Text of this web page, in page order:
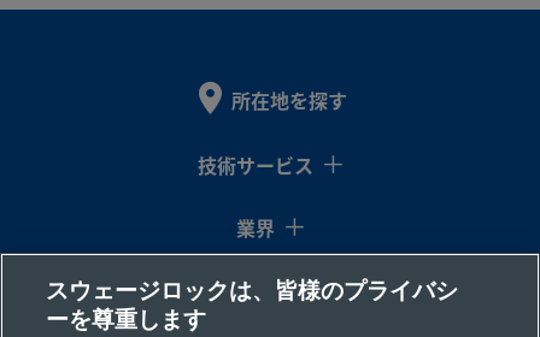
所在地を探す
技術サービス
業界
コラム
スウェージロックは、皆様のプライバシ
ーを尊重します